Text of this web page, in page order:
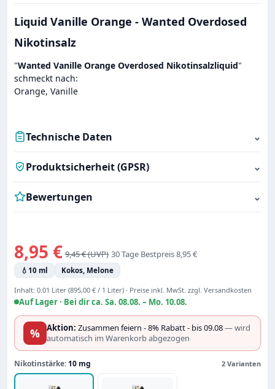
Liquid Vanille Orange - Wanted Overdosed
Nikotinsalz
"Wanted Vanille Orange Overdosed Nikotinsalzliquid"
schmeckt nach:
Orange, Vanille
Technische Daten ⌄
Produktsicherheit (GPSR) ⌄
Bewertungen ⌄
Verkaufspreis:
8,95 € Regulärer Preis:
9,45 € 30 Tage Bestpreis 8,95 €
💧 10 ml Kokos, Melone
Inhalt: 0.01 Liter (895,00 € / 1 Liter) · Preise inkl. MwSt. zzgl. Versandkosten
Auf Lager · Bei dir ca. Sa. 08.08. – Mo. 10.08.
% Aktion: Zusammen feiern - 8% Rabatt - bis 09.08— wird
automatisch im Warenkorb abgezogen
Nikotinstärke: 10 mg 2 Varianten